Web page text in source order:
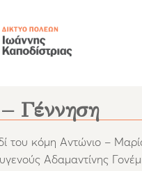
– Γέννηση
του κόμη Αντώνιο –
Αδαμαντίνης